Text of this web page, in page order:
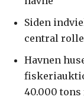
Siden
central
Havnen
40.000